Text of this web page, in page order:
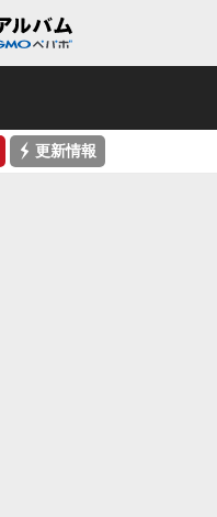
⚡ 更新情報